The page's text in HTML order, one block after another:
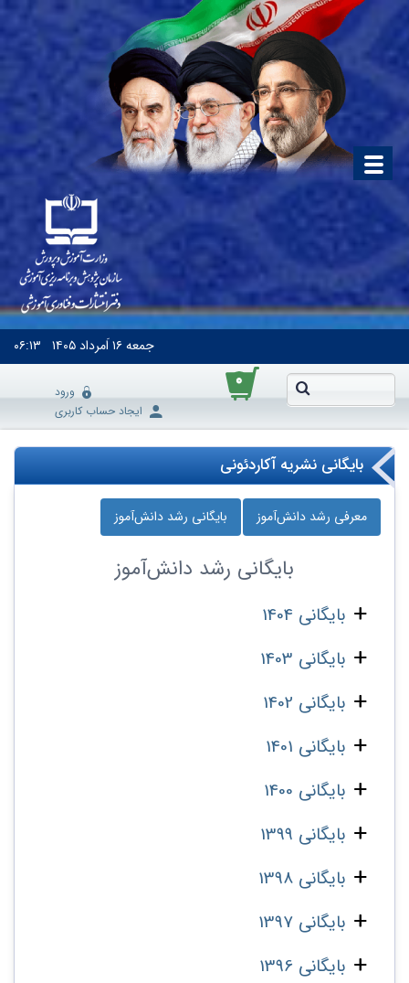
جمعه۱۶ اَمرداد ۱۴۰۵ ۰۶:۱۳
۰
ورود
ایجاد حساب کاربری
بایگانی نشریه آکاردئونی
معرفی رشد دانش‌آموز بایگانی رشد دانش‌آموز
بایگانی رشد دانش‌آموز
بایگانی 1404
بایگانی 1403
بایگانی 1402
بایگانی 1401
بایگانی 1400
بایگانی 1399
بایگانی 1398
بایگانی 1397
بایگانی 1396